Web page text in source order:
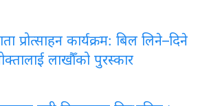
प्रोत्साहन कार्यक्रम: बिल लिने–दिने
लाखौँको पुरस्कार